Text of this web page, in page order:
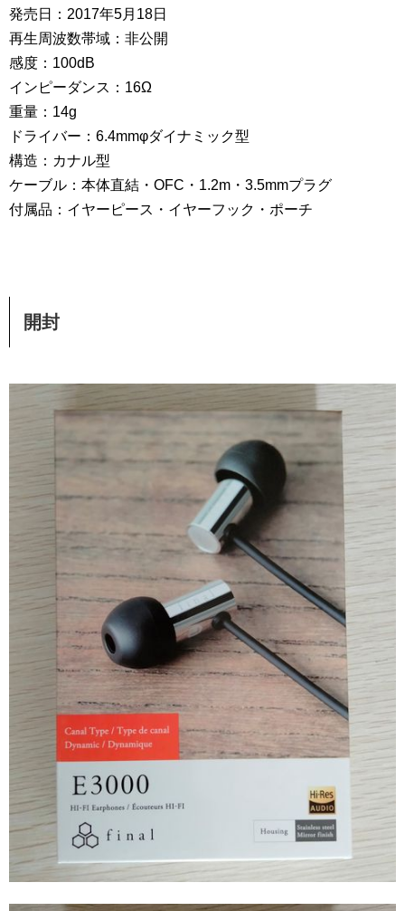
発売日：2017年5月18日
再生周波数帯域：非公開
感度：100dB
インピーダンス：16Ω
重量：14g
ドライバー：6.4mmφダイナミック型
構造：カナル型
ケーブル：本体直結・OFC・1.2m・3.5mmプラグ
付属品：イヤーピース・イヤーフック・ポーチ
開封